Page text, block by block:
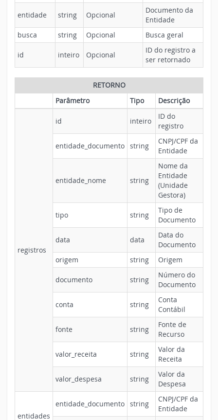
entidade string Opcional
Documento da
Entidade
busca
string Opcional Busca geral
id inteiro Opcional
ID do registro a
ser retornado
RETORNO
Parâmetro
Tipo Descrição
registros
id inteiro
ID do
registro
entidade_documento string
CNPJ/CPF da
Entidade
entidade_nome string
Nome da
Entidade
(Unidade
Gestora)
tipo string
Tipo de
Documento
data data
Data do
Documento
origem
string Origem
documento string
Número do
Documento
conta string
Conta
Contábil
fonte string
Fonte de
Recurso
valor_receita string
Valor da
Receita
valor_despesa string
Valor da
Despesa
entidades
entidade_documento string
CNPJ/CPF da
Entidade